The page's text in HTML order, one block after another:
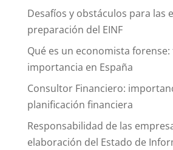
Desafíos y obstáculos para las
preparación del EINF
Qué es un economista
importancia en España
Consultor Financiero:
planificación financiera
Responsabilidad de las
elaboración del Estado de